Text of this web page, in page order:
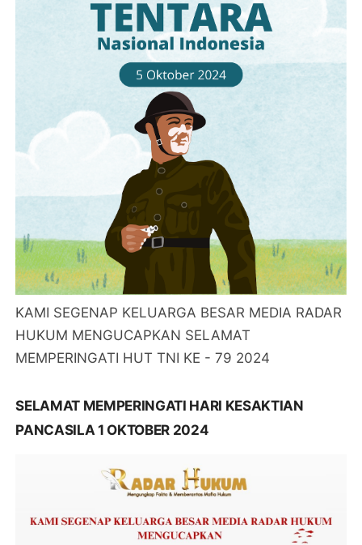
KAMI SEGENAP KELUARGA BESAR MEDIA RADAR
HUKUM MENGUCAPKAN SELAMAT
MEMPERINGATI HUT TNI KE - 79 2024
SELAMAT MEMPERINGATI HARI KESAKTIAN
PANCASILA 1 OKTOBER 2024